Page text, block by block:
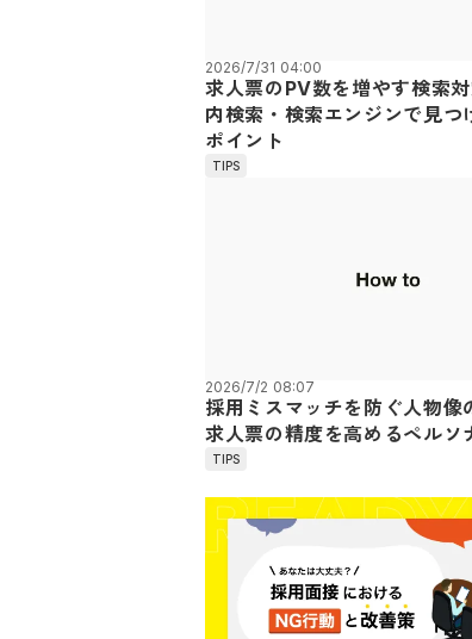
2026/7/31 04:00
求人票のPV数を増やす検索
内検索・検索エンジンで見つ
ポイント
TIPS
2026/7/2 08:07
採用ミスマッチを防ぐ人物像
求人票の精度を高めるペルソ
TIPS